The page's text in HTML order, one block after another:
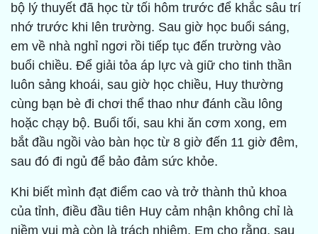
bộ lý thuyết đã học từ tối hôm trước để khắc sâu trí
nhớ trước khi lên trường. Sau giờ học buổi sáng,
em về nhà nghỉ ngơi rồi tiếp tục đến trường vào
buổi chiều. Để giải tỏa áp lực và giữ cho tinh thần
luôn sảng khoái, sau giờ học chiều, Huy thường
cùng bạn bè đi chơi thể thao như đánh cầu lông
hoặc chạy bộ. Buổi tối, sau khi ăn cơm xong, em
bắt đầu ngồi vào bàn học từ 8 giờ đến 11 giờ đêm,
sau đó đi ngủ để bảo đảm sức khỏe.
Khi biết mình đạt điểm cao và trở thành thủ khoa
của tỉnh, điều đầu tiên Huy cảm nhận không chỉ là
niềm vui mà còn là trách nhiệm. Em cho rằng, sau